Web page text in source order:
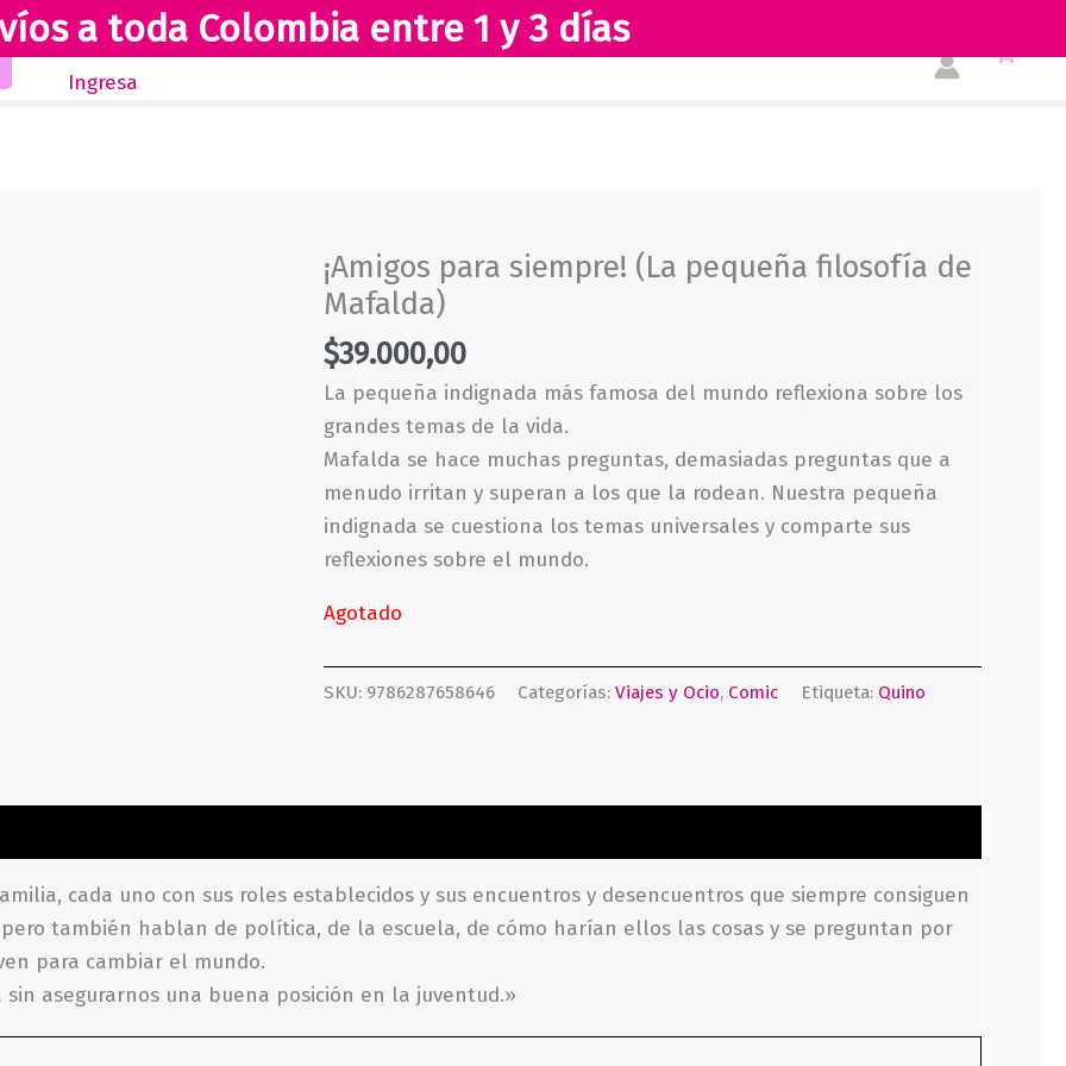
a toda Colombia entre 1 y 3 días
Inicio Novedades Revista Club Lectores Tienda
Ingresa
¡Amigos para siempre! (La pequeña filosofía de
Mafalda)
$39.000,00
La pequeña indignada más famosa del mundo reflexiona sobre los
grandes temas de la vida.
Mafalda se hace muchas preguntas, demasiadas preguntas que a
menudo irritan y superan a los que la rodean. Nuestra pequeña
indignada se cuestiona los temas universales y comparte sus
reflexiones sobre el mundo.
Agotado
SKU: 9786287658646 Categorías:Viajes y Ocio, Comic Etiqueta: Quino
cada uno con sus roles establecidos y sus encuentros y desencuentros que siempre consiguen
también hablan de política, de la escuela, de cómo harían ellos las cosas y se preguntan por
para cambiar el mundo.
asegurarnos una buena posición en la juventud.»